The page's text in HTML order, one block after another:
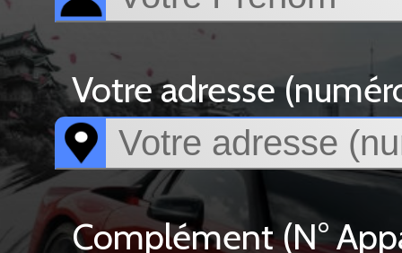
Votre adresse
Complément (N°